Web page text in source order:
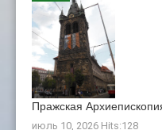
Пражская
июль 10, 2026 Hits:128